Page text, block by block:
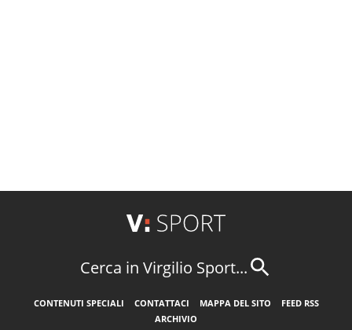
Cerca in Virgilio Sport...
CONTENUTI SPECIALI CONTATTACI MAPPA DEL SITO
FEED RSS
ARCHIVIO